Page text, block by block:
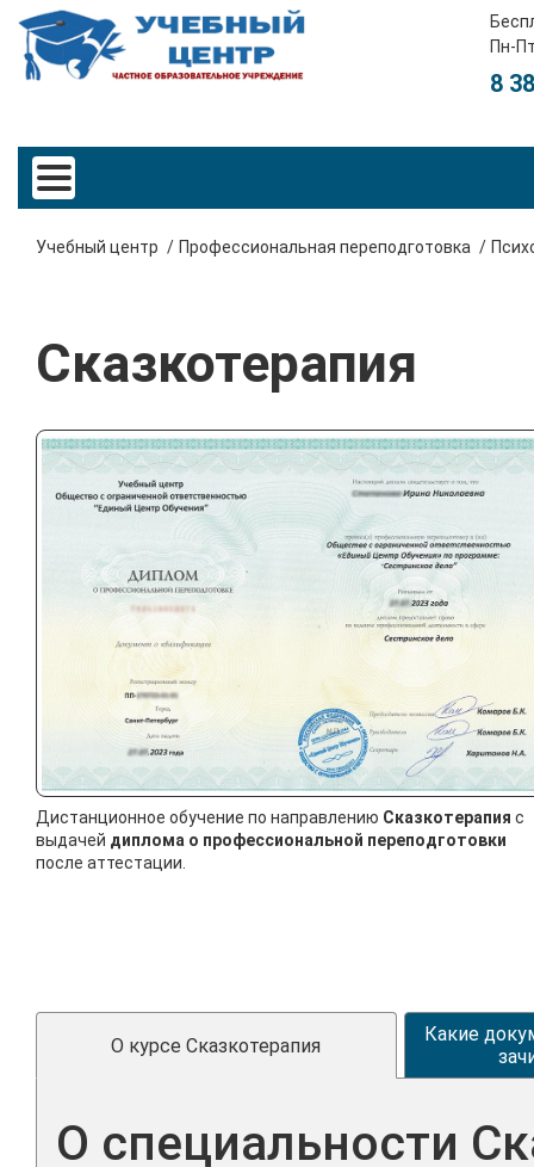
Пн-
8
Учебный центр Профессиональная переподготовка
Сказкотерапия
Дистанционное обучение по направлению Сказкотерапия с
выдачей диплома о профессиональной переподготовки
после аттестации.
О курсе Сказкотерапия
Какие
О специальности